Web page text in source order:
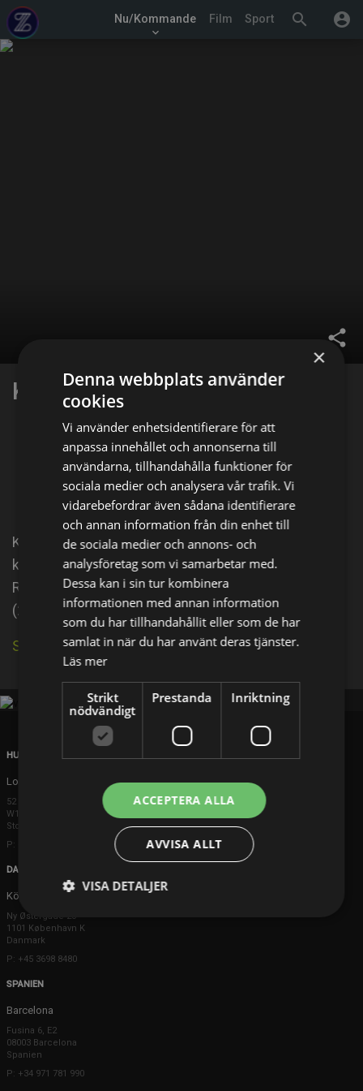
search account_circle
Nu/Kommande
keyboard_arrow_down
Film Sport
share
Kimberly-Sue Murray
Facebook X E-postadress
Kimberly-Sue Murray is an actress and producer,
known for Crimson Peak (2015), My Perfect
Romance (2018) and The Lizzie Borden Chronicles
(2015).
Se källa på IMDb
HUVUDKONTOR
London
52 Brook Street
W1K 5DS London
Storbritannien
P: +44 203 608 8181
DANMARK
Köpenhamn
Ny Østergade 20
1101 København K
Danmark
P: +45 3698 8480
SPANIEN
Barcelona
Fusina 6, E2
08003 Barcelona
Spanien
P: +34 971 781 990
×
Denna webbplats använder
cookies
Vi använder enhetsidentifierare för att
anpassa innehållet och annonserna till
användarna, tillhandahålla funktioner för
sociala medier och analysera vår trafik. Vi
vidarebefordrar även sådana identifierare
och annan information från din enhet till
de sociala medier och annons- och
analysföretag som vi samarbetar med.
Dessa kan i sin tur kombinera
informationen med annan information
som du har tillhandahållit eller som de har
samlat in när du har använt deras tjänster.
Läs mer
Strikt
nödvändigt
Prestanda Inriktning
ACCEPTERA ALLA
AVVISA ALLT
VISA DETALJER